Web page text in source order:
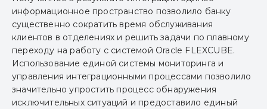
информационное пространство позволило банку
существенно сократить время обслуживания
клиентов в отделениях и решить задачи по плавному
переходу на работу с системой Oracle FLEXCUBE.
Использование единой системы мониторинга и
управления интеграционными процессами позволило
значительно упростить процесс обнаружения
исключительных ситуаций и предоставило единый